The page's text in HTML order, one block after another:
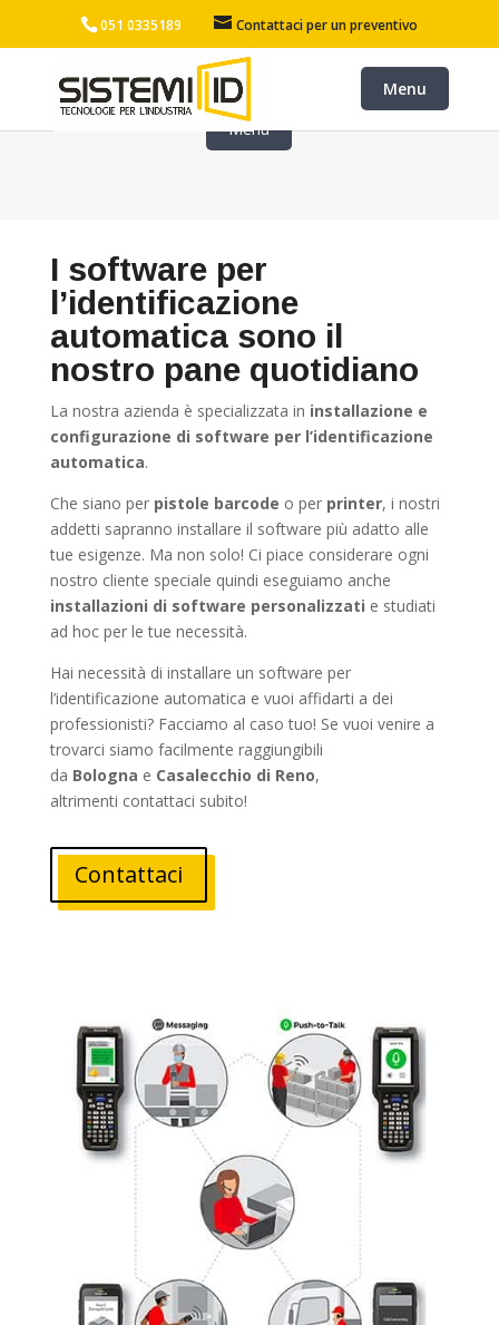
051 0335189 Contattaci per un preventivo
I software per
l’identificazione
automatica sono il
nostro pane quotidiano
La nostra azienda è specializzata in installazione e
configurazione di software per l’identificazione
automatica.
Che siano per pistole barcode o per printer, i nostri
addetti sapranno installare il software più adatto alle
tue esigenze. Ma non solo! Ci piace considerare ogni
nostro cliente speciale quindi eseguiamo anche
installazioni di software personalizzati e studiati
ad hoc per le tue necessità.
Hai necessità di installare un software per
l’identificazione automatica e vuoi affidarti a dei
professionisti? Facciamo al caso tuo! Se vuoi venire a
trovarci siamo facilmente raggiungibili
da Bologna e Casalecchio di Reno,
altrimenti contattaci subito!
Contattaci